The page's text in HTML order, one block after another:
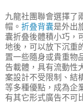
九龍社團聯會選擇了
帽。 折叠背囊是外出
囊折叠後體積小巧，
地後，可以放下沉重
置一些隨身或貴重物
告載體，具有流動性
案設計不受限制、結
等多種優點，成為企
有其它形式廣告不可